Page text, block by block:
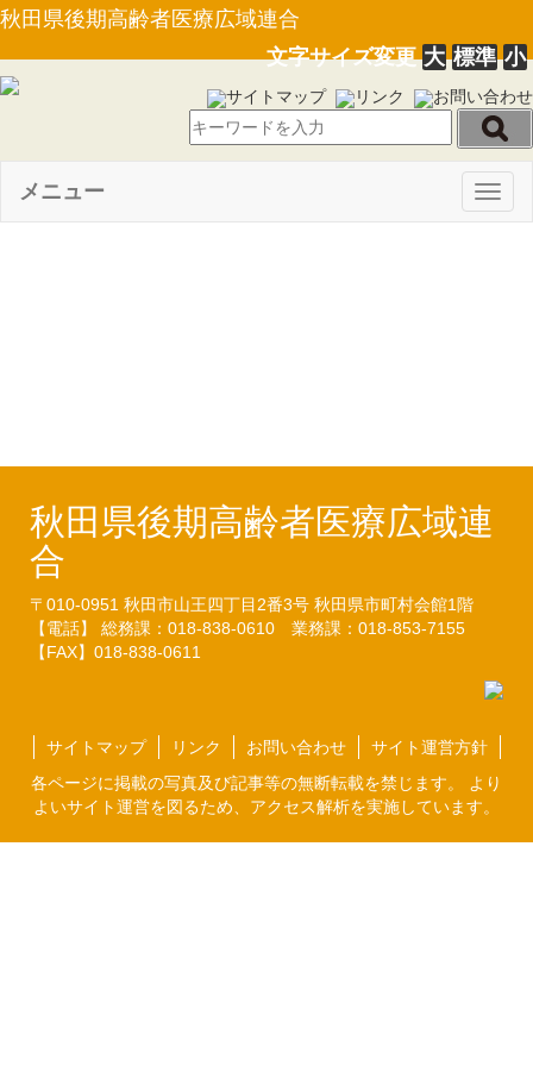
秋田県後期高齢者医療広域連合
文字サイズ変更大 標準 小
サイトマップ リンク お問い合わせ
メニュー
秋田県後期高齢者医療広域連
合
〒010-0951 秋田市山王四丁目2番3号 秋田県市町村会館1階
【電話】 総務課：018-838-0610 業務課：018-853-7155
【FAX】018-838-0611
サイトマップ リンク お問い合わせ
サイト運営方針
各ページに掲載の写真及び記事等の無断転載を禁じます。 より
よいサイト運営を図るため、アクセス解析を実施しています。